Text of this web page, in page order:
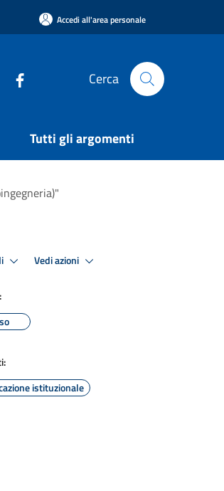
Accedi all'area personale
Cerca
Tutti gli argomenti
Vedi azioni
istituzionale